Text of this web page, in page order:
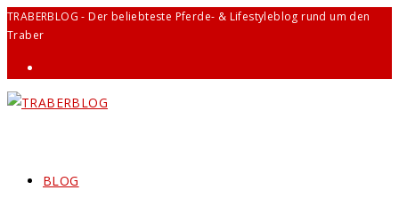
Zum
Inhalt
springen
TRABERBLOG - Der beliebteste Pferde- & Lifestyleblog rund um den
Traber
BLOG